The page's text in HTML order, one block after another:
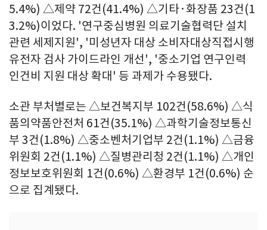
5.4%) △제약 72건(41.4%) △기타·화장품 23건(1
3.2%)이었다. '연구중심병원 의료기술협력단 설치
관련 세제지원', '미성년자 대상 소비자대상직접시행
유전자 검사 가이드라인 개선', '중소기업 연구인력
인건비 지원 대상 확대' 등 과제가 수용됐다.
소관 부처별로는 △보건복지부 102건(58.6%) △식
품의약품안전처 61건(35.1%) △과학기술정보통신
부 3건(1.8%) △중소벤처기업부 2건(1.1%) △금융
위원회 2건(1.1%) △질병관리청 2건(1.1%) △개인
정보보호위원회 1건(0.6%) △환경부 1건(0.6%) 순
으로 집계됐다.